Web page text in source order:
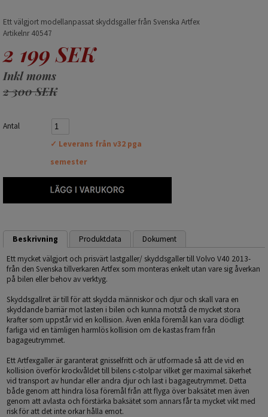
Ett välgjort modellanpassat skyddsgaller från Svenska Artfex
Artikelnr 40547
2 199 SEK
Inkl moms
2 300 SEK
Antal
✓ Leverans från v32 pga
semester
Beskrivning Produktdata
Dokument
Ett mycket välgjort och prisvärt lastgaller/ skyddsgaller till Volvo V40 2013-
från den Svenska tillverkaren Artfex som monteras enkelt utan vare sig åverkan
på bilen eller behov av verktyg.
Skyddsgallret är till för att skydda människor och djur och skall vara en
skyddande barriär mot lasten i bilen och kunna motstå de mycket stora
krafter som uppstår vid en kollision. Även enkla föremål kan vara dödligt
farliga vid en tämligen harmlös kollision om de kastas fram från
bagageutrymmet.
Ett Artfexgaller är garanterat gnisselfritt och är utformade så att de vid en
kollision överför krockvåldet till bilens c-stolpar vilket ger maximal säkerhet
vid transport av hundar eller andra djur och last i bagageutrymmet. Detta
både genom att hindra lösa föremål från att flyga över baksätet men även
genom att avlasta och förstärka baksätet som annars får ta mycket vikt med
risk för att det inte orkar hålla emot.